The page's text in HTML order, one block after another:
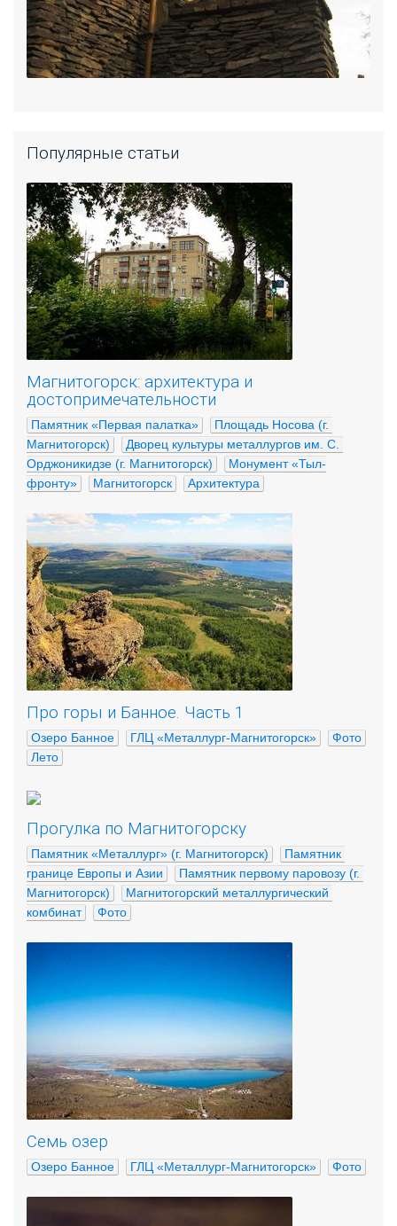
Популярные статьи
Магнитогорск: архитектура и
достопримечательности
Памятник «Первая палатка»
Площадь Носова (г.
Магнитогорск)
Дворец культуры металлургов им. С.
Орджоникидзе (г. Магнитогорск)
Монумент «Тыл-
фронту»
Магнитогорск Архитектура
Про горы и Банное. Часть 1
Озеро Банное ГЛЦ «Металлург-Магнитогорск»
Фото
Лето
Прогулка по Магнитогорску
Памятник «Металлург» (г. Магнитогорск)
Памятник
границе Европы и Азии
Памятник первому паровозу (г.
Магнитогорск)
Магнитогорский металлургический
комбинат
Фото
Семь озер
Озеро Банное ГЛЦ «Металлург-Магнитогорск» Фото